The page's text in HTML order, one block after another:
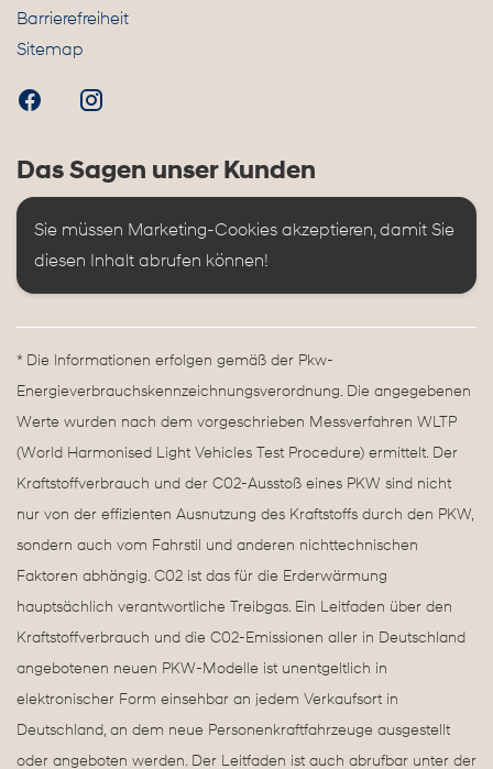
Barrierefreiheit
Sitemap
Das Sagen unser Kunden
Sie müssen Marketing-Cookies akzeptieren, damit Sie
diesen Inhalt abrufen können!
* Die Informationen erfolgen gemäß der Pkw-
Energieverbrauchskennzeichnungsverordnung. Die angegebenen
Werte wurden nach dem vorgeschrieben Messverfahren WLTP
(World Harmonised Light Vehicles Test Procedure) ermittelt. Der
Kraftstoffverbrauch und der C02-Ausstoß eines PKW sind nicht
nur von der effizienten Ausnutzung des Kraftstoffs durch den PKW,
sondern auch vom Fahrstil und anderen nichttechnischen
Faktoren abhängig. C02 ist das für die Erderwärmung
hauptsächlich verantwortliche Treibgas. Ein Leitfaden über den
Kraftstoffverbrauch und die C02-Emissionen aller in Deutschland
angebotenen neuen PKW-Modelle ist unentgeltlich in
elektronischer Form einsehbar an jedem Verkaufsort in
Deutschland, an dem neue Personenkraftfahrzeuge ausgestellt
oder angeboten werden. Der Leitfaden ist auch abrufbar unter der